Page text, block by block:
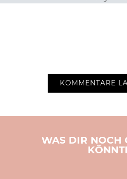
KOMMENTARE
WAS DIR NOCH